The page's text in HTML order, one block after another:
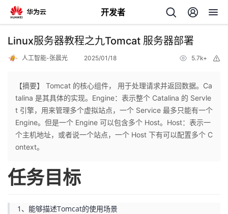
开发者
返
个
人
主
我
的
Linux服务器教程之九Tomcat 服务器部署
人工智能-张晨光 2025/01/18 5.7k+
【摘要】 Tomcat 的核心组件， 用于处理请求并返回数据。Ca
talina 是其具体的实现。Engine：表示整个 Catalina 的 Servle
t 引擎，用来管理多个虚拟站点，一个 Service 最多只能有一个
Engine。但是一个 Engine 可以包含多个 Host。Host：表示一
个主机地址，或者说一个站点，一个 Host 下有可以配置多个 C
ontext。
任务目标
1、能够描述Tomcat的使用场景